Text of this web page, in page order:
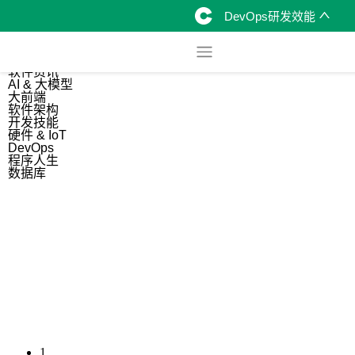
DevOps研发效能
软件资讯
AI & 大模型
大前端
软件架构
开发技能
硬件 & IoT
DevOps
程序人生
数据库
1